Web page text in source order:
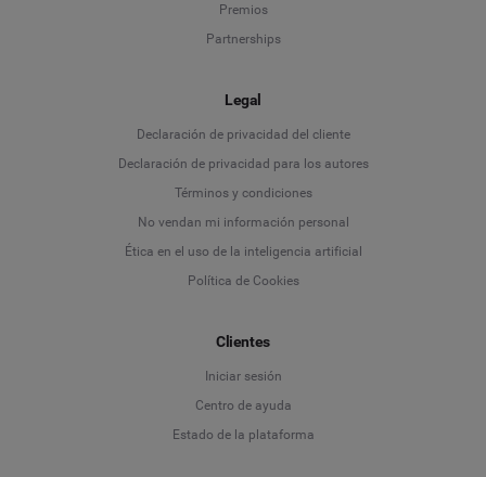
Premios
Partnerships
Legal
Declaración de privacidad del cliente
Declaración de privacidad para los autores
Términos y condiciones
No vendan mi información personal
Ética en el uso de la inteligencia artificial
Política de Cookies
Clientes
Iniciar sesión
Centro de ayuda
Estado de la plataforma